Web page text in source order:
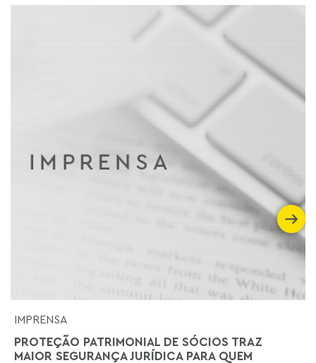
IMPRENSA
PROTEÇÃO PATRIMONIAL DE SÓCIOS TRAZ
MAIOR SEGURANÇA JURÍDICA PARA QUEM